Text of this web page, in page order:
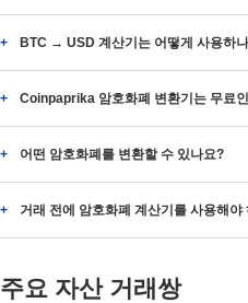
BTC → USD 계산기는 어떻게 사용하
Coinpaprika 암호화폐 변환기는 무료
어떤 암호화폐를 변환할 수 있나요?
거래 전에 암호화폐 계산기를 사용해야
주요 자산 거래쌍